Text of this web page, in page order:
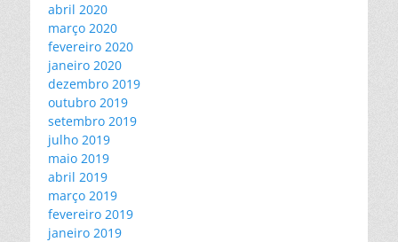
abril 2020
março 2020
fevereiro 2020
janeiro 2020
dezembro 2019
outubro 2019
setembro 2019
julho 2019
maio 2019
abril 2019
março 2019
fevereiro 2019
janeiro 2019